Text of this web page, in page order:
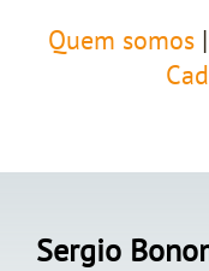
Quem somos
Sergio